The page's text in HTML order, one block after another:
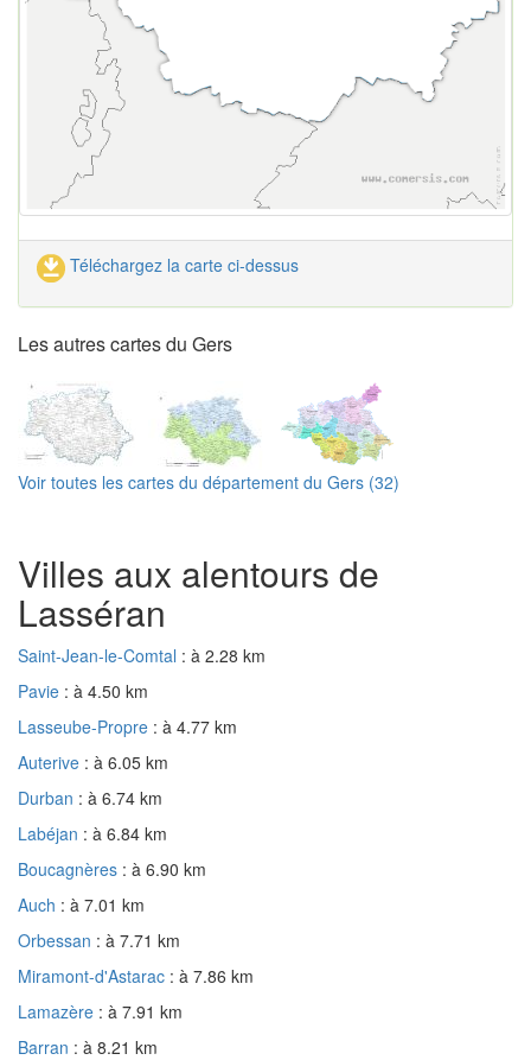
Téléchargez la carte ci-dessus
Les autres cartes du Gers
Voir toutes les cartes du département du Gers (32)
Villes aux alentours de
Lasséran
Saint-Jean-le-Comtal : à 2.28 km
Pavie : à 4.50 km
Lasseube-Propre : à 4.77 km
Auterive : à 6.05 km
Durban : à 6.74 km
Labéjan : à 6.84 km
Boucagnères : à 6.90 km
Auch : à 7.01 km
Orbessan : à 7.71 km
Miramont-d'Astarac : à 7.86 km
Lamazère : à 7.91 km
Barran : à 8.21 km